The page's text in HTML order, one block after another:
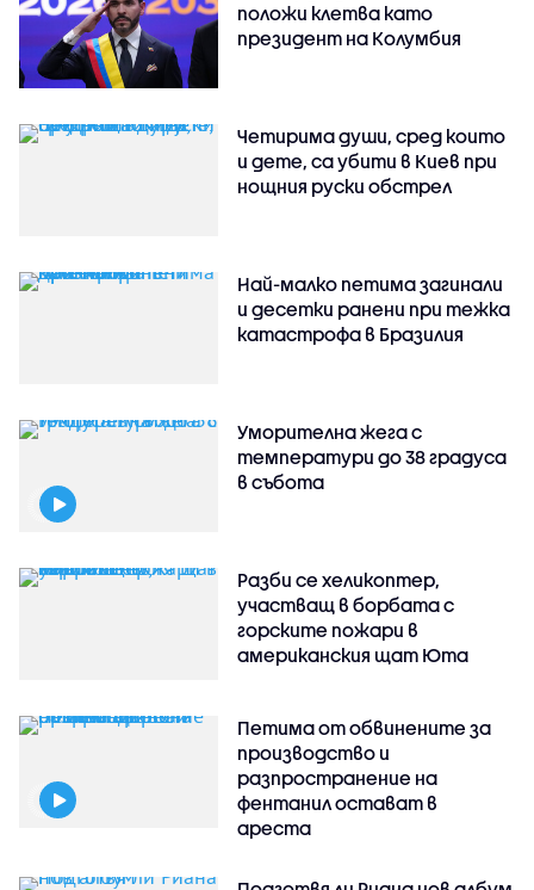
положи клетва като
президент на Колумбия
Четирима души, сред които
и дете, са убити в Киев при
нощния руски обстрел
Най-малко петима загинали
и десетки ранени при тежка
катастрофа в Бразилия
Уморителна жега с
температури до 38 градуса
в събота
Разби се хеликоптер,
участващ в борбата с
горските пожари в
американския щат Юта
Петима от обвинените за
производство и
разпространение на
фентанил остават в
ареста